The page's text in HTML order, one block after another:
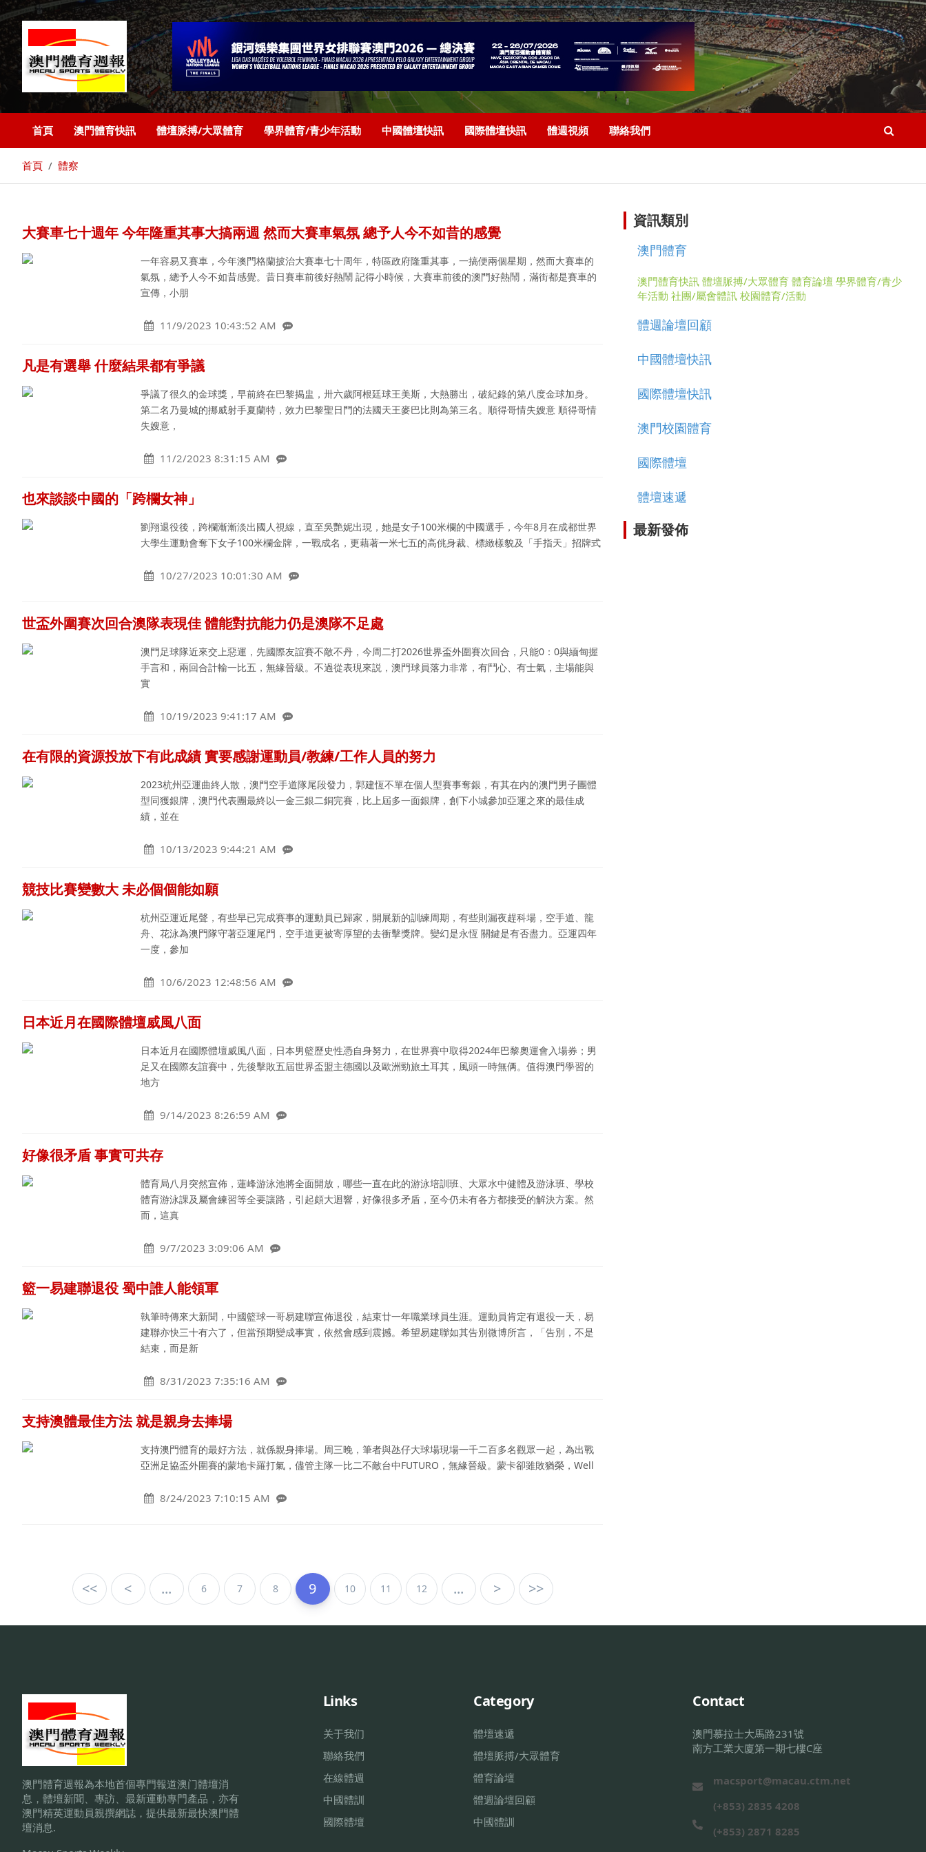
首頁 澳門體育快訊 體壇脈搏/大眾體育 學界體育/青少年活動 中國體壇快訊 國際體壇快訊 體週視頻 聯絡我們
首頁 體察
大賽車七十週年 今年隆重其事大搞兩週 然而大賽車氣氛 總予人今不如昔的感覺
一年容易又賽車，今年澳門格蘭披治大賽車七十周年，特區政府隆重其事，一搞便兩個星期，然而大賽車的
氣氛，總予人今不如昔感覺。昔日賽車前後好熱鬧 記得小時候，大賽車前後的澳門好熱鬧，滿街都是賽車的
宣傳，小朋
11/9/2023 10:43:52 AM
凡是有選舉 什麼結果都有爭議
爭議了很久的金球獎，早前終在巴黎揭盅，卅六歲阿根廷球王美斯，大熱勝出，破紀錄的第八度金球加身。
第二名乃曼城的挪威射手夏蘭特，效力巴黎聖日門的法國天王麥巴比則為第三名。順得哥情失嫂意 順得哥情
失嫂意，
11/2/2023 8:31:15 AM
也來談談中國的「跨欄女神」
劉翔退役後，跨欄漸漸淡出國人視線，直至吳艷妮出現，她是女子100米欄的中國選手，今年8月在成都世界
大學生運動會奪下女子100米欄金牌，一戰成名，更藉著一米七五的高佻身裁、標緻樣貌及「手指天」招牌式
10/27/2023 10:01:30 AM
世盃外圍賽次回合澳隊表現佳 體能對抗能力仍是澳隊不足處
澳門足球隊近來交上惡運，先國際友誼賽不敵不丹，今周二打2026世界盃外圍賽次回合，只能0：0與緬甸握
手言和，兩回合計輸一比五，無緣晉級。不過從表現來説，澳門球員落力非常，有鬥心、有士氣，主場能與
實
10/19/2023 9:41:17 AM
在有限的資源投放下有此成績 實要感謝運動員/教練/工作人員的努力
2023杭州亞運曲終人散，澳門空手道隊尾段發力，郭建恆不單在個人型賽事奪銀，有其在内的澳門男子團體
型同獲銀牌，澳門代表團最終以一金三銀二銅完賽，比上屆多一面銀牌，創下小城參加亞運之來的最佳成
績，並在
10/13/2023 9:44:21 AM
競技比賽變數大 未必個個能如願
杭州亞運近尾聲，有些早已完成賽事的運動員已歸家，開展新的訓練周期，有些則漏夜趕科場，空手道、龍
舟、花泳為澳門隊守著亞運尾門，空手道更被寄厚望的去衝擊獎牌。變幻是永恆 關鍵是有否盡力。亞運四年
一度，參加
10/6/2023 12:48:56 AM
日本近月在國際體壇威風八面
日本近月在國際體壇威風八面，日本男籃歷史性憑自身努力，在世界賽中取得2024年巴黎奧運會入場券；男
足又在國際友誼賽中，先後擊敗五屆世界盃盟主德國以及歐洲勁旅土耳其，風頭一時無俩。值得澳門學習的
地方
9/14/2023 8:26:59 AM
好像很矛盾 事實可共存
體育局八月突然宣佈，蓮峰游泳池將全面開放，哪些一直在此的游泳培訓班、大眾水中健體及游泳班、學校
體育游泳課及屬會練習等全要讓路，引起頗大迴響，好像很多矛盾，至今仍未有各方都接受的解決方案。然
而，這真
9/7/2023 3:09:06 AM
籃一易建聯退役 蜀中誰人能領軍
執筆時傳來大新聞，中國籃球一哥易建聯宣佈退役，結束廿一年職業球員生涯。運動員肯定有退役一天，易
建聯亦快三十有六了，但當預期變成事實，依然會感到震撼。希望易建聯如其告別微博所言，「告別，不是
結束，而是新
8/31/2023 7:35:16 AM
支持澳體最佳方法 就是親身去捧場
支持澳門體育的最好方法，就係親身捧場。周三晚，筆者與氹仔大球場現場一千二百多名觀眾一起，為出戰
亞洲足協盃外圍賽的蒙地卡羅打氣，儘管主隊一比二不敵台中FUTURO，無緣晉級。蒙卡卻雖敗猶榮，Well
8/24/2023 7:10:15 AM
<< < ... 6 7 8 9 10 11 12 ... > >>
資訊類別
澳門體育
澳門體育快訊 體壇脈搏/大眾體育 體育論壇 學界體育/青少
年活動 社團/屬會體訊 校園體育/活動
體週論壇回顧
中國體壇快訊
國際體壇快訊
澳門校園體育
國際體壇
體壇速遞
最新發佈
澳門體育週報為本地首個專門報道澳门體壇消
息，體壇新聞、專訪、最新運動專門產品，亦有
澳門精英運動員親撰網誌，提供最新最快澳門體
壇消息.
Links
关于我们
聯絡我們
在線體週
中國體訓
國際體壇
Category
體壇速遞
體壇脈搏/大眾體育
體育論壇
體週論壇回顧
中國體訓
Contact
澳門慕拉士大馬路231號
南方工業大廈第一期七樓C座
macsport@macau.ctm.net
(+853) 2835 4208
(+853) 2871 8285